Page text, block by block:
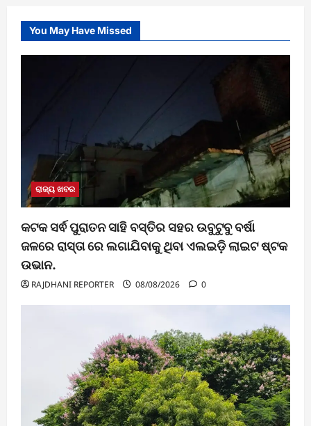
You May Have Missed
ରାଜ୍ୟ ଖବର
କଟକ ସର୍ଵ ପୁରାତନ ସାହି ବସ୍ତିର ସହର ଉବୁଟୁବୁ ବର୍ଷା
ଜଳରେ ରାସ୍ତା ରେ ଲଗାଯିବାକୁ ଥିବା ଏଲଇଡ଼ି ଲାଇଟ ଷ୍ଟକ
ଉଭାନ.
RAJDHANI REPORTER 08/08/2026 0